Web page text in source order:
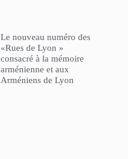
Le nouveau numéro des
«Rues de Lyon »
consacré à la mémoire
arménienne et aux
Arméniens de Lyon